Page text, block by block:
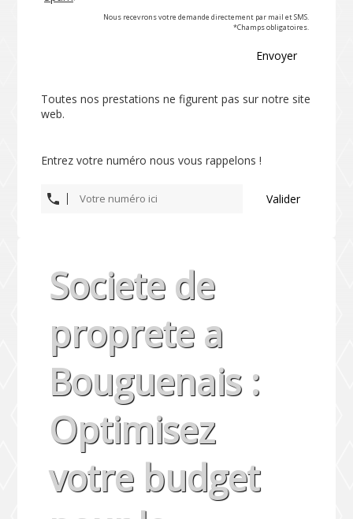
Nous recevrons votre demande directement par mail et SMS.
*Champs obligatoires.
Envoyer
Toutes nos prestations ne figurent pas sur notre site
web.
Entrez votre numéro nous vous rappelons !
Valider
Societe de
proprete a
Bouguenais :
Optimisez
votre budget